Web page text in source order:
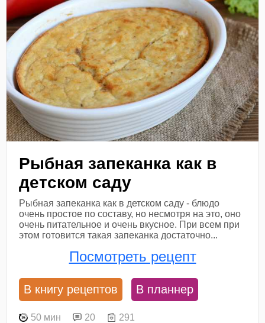
Рыбная запеканка как в
детском саду
Рыбная запеканка как в детском саду - блюдо
очень простое по составу, но несмотря на это, оно
очень питательное и очень вкусное. При всем при
этом готовится такая запеканка достаточно...
Посмотреть рецепт
В книгу рецептов В планнер
50 мин 20 291